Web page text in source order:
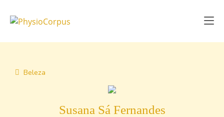
Beleza
Susana Sá Fernandes